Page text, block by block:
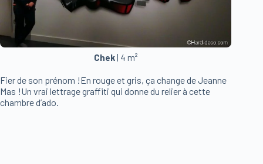
Chek| 4 m²
Fier de son prénom !En rouge et gris, ça change de Jeanne
Mas !Un vrai lettrage graffiti qui donne du relier à cette
chambre d’ado.